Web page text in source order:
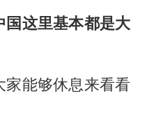
这里基本都是大
能够休息来看看